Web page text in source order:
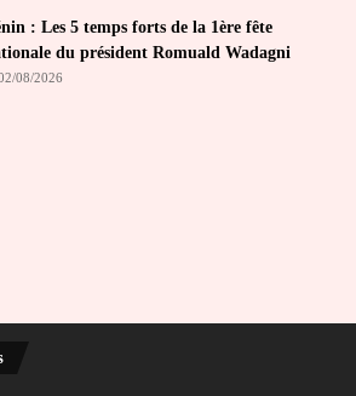
: Les 5 temps forts de la 1ère fête
du président Romuald Wadagni
08/2026